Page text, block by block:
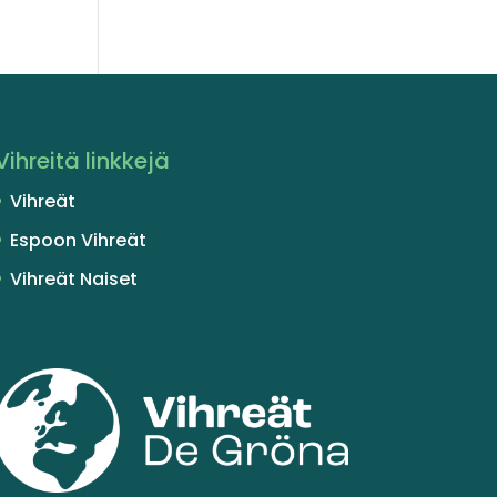
linkkejä
Vihreät
Espoon Vihreät
Vihreät Naiset